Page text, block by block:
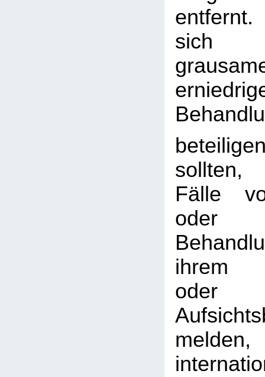
sich
sollten,
Fälle
oder
ihrem